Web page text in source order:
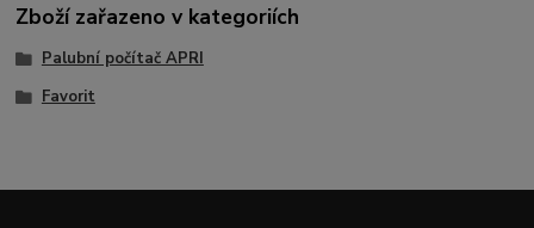
Zboží zařazeno v kategoriích
Palubní počítač APRI
Favorit